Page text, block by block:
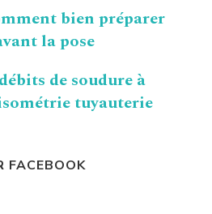
bien préparer
la pose
de soudure à
tuyauterie
FACEBOOK